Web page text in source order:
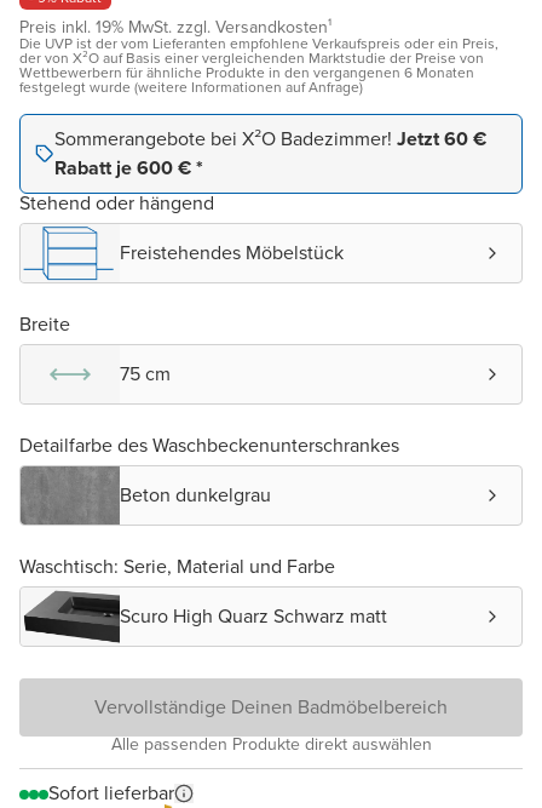
Preis inkl. 19% MwSt. zzgl. Versandkosten¹
Die UVP ist der vom Lieferanten empfohlene Verkaufspreis oder ein Preis,
der von X²O auf Basis einer vergleichenden Marktstudie der Preise von
Wettbewerbern für ähnliche Produkte in den vergangenen 6 Monaten
festgelegt wurde (weitere Informationen auf Anfrage)
Sommerangebote bei X²O Badezimmer! Jetzt 60 €
Rabatt je 600 € *
Stehend oder hängend
Freistehendes Möbelstück
Breite
75 cm
Detailfarbe des Waschbeckenunterschrankes
Beton dunkelgrau
Waschtisch: Serie, Material und Farbe
Scuro High Quarz Schwarz matt
Vervollständige Deinen Badmöbelbereich
Alle passenden Produkte direkt auswählen
Sofort lieferbar